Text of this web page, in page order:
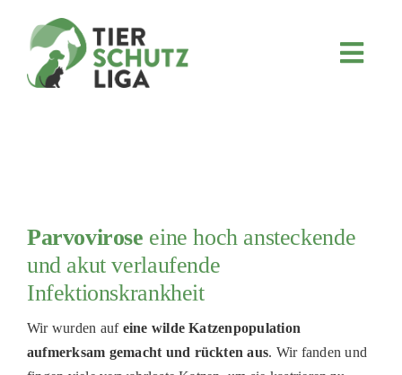
FÖRDERN & VERERBEN
TIERHEIMTIERE
Parvovirose eine hoch ansteckende
und akut verlaufende
Infektionskrankheit
Wir wurden auf eine wilde Katzenpopulation
aufmerksam gemacht und rückten aus. Wir fanden und